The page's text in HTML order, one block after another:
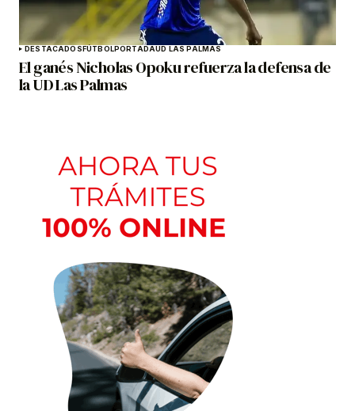
DESTACADOSFÚTBOLPORTADAUD LAS PALMAS
El ganés Nicholas Opoku refuerza la defensa de
la UD Las Palmas